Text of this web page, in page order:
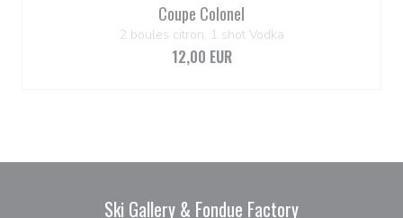
Coupe Colonel
2 boules citron, 1 shot Vodka
12,00 EUR
Ski Gallery & Fondue Factory